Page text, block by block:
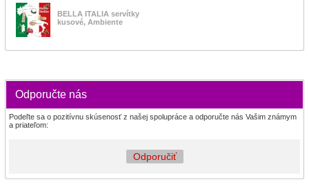
BELLA ITALIA servítky
kusové, Ambiente
Odporučte nás
Podeľte sa o pozitívnu skúsenosť z našej spolupráce a odporučte nás Vašim známym
a priateľom:
Odporučiť